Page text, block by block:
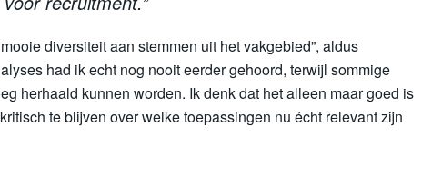
diversiteit aan stemmen uit het vakgebied”, aldus
had ik echt nog nooit eerder gehoord, terwijl sommige
herhaald kunnen worden. Ik denk dat het alleen maar goed is
te blijven over welke toepassingen nu écht relevant zijn